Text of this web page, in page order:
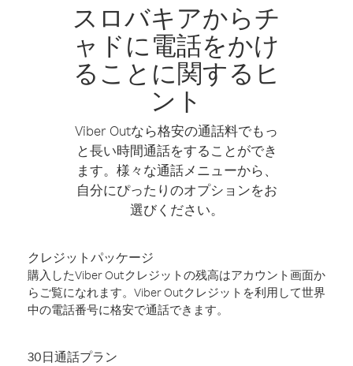
スロバキアからチ
ャドに電話をかけ
ることに関するヒ
ント
Viber Outなら格安の通話料でもっ
と長い時間通話をすることができ
ます。様々な通話メニューから、
自分にぴったりのオプションをお
選びください。
クレジットパッケージ
購入したViber Outクレジットの残高はアカウント画面か
らご覧になれます。Viber Outクレジットを利用して世界
中の電話番号に格安で通話できます。
30日通話プラン